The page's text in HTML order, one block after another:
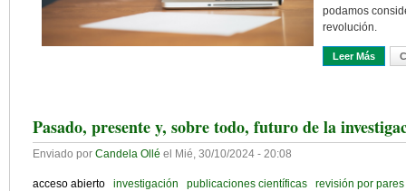
podamos
revolución.
Leer Más
Pasado, presente y, sobre todo, futuro de la
Enviado por Candela Ollé el Mié, 30/10/2024 - 20:08
acceso abierto investigación publicaciones científicas
revisión por pares